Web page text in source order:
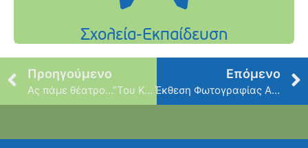
Προηγούμενο
Ας πάμε θέατρο…”Του Κουτρούλη ο Γάμος”
Επόμενο
Έκθεση Φωτογραφίας Αλέξανδρου Γεωργίου